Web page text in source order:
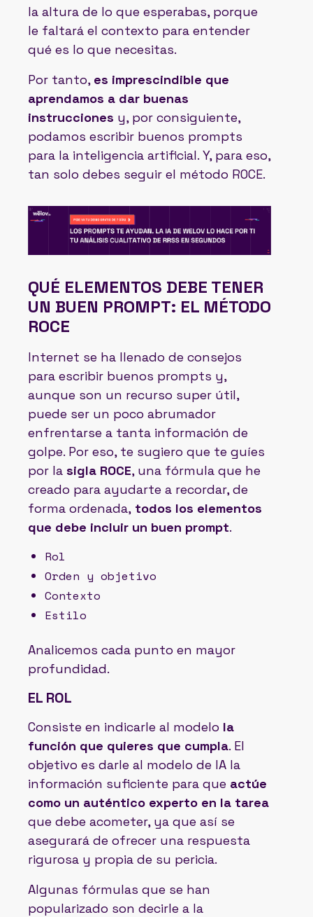
la altura de lo que esperabas, porque
le faltará el contexto para entender
qué es lo que necesitas.
Por tanto, es imprescindible que
aprendamos a dar buenas
instrucciones y, por consiguiente,
podamos escribir buenos prompts
para la inteligencia artificial. Y, para eso,
tan solo debes seguir el método ROCE.
QUÉ ELEMENTOS DEBE TENER
UN BUEN PROMPT: EL MÉTODO
ROCE
Internet se ha llenado de consejos
para escribir buenos prompts y,
aunque son un recurso super útil,
puede ser un poco abrumador
enfrentarse a tanta información de
golpe. Por eso, te sugiero que te guíes
por la sigla ROCE, una fórmula que he
creado para ayudarte a recordar, de
forma ordenada, todos los elementos
que debe incluir un buen prompt.
Rol
Orden y objetivo
Contexto
Estilo
Analicemos cada punto en mayor
profundidad.
EL ROL
Consiste en indicarle al modelo la
función que quieres que cumpla. El
objetivo es darle al modelo de IA la
información suficiente para que actúe
como un auténtico experto en la tarea
que debe acometer, ya que así se
asegurará de ofrecer una respuesta
rigurosa y propia de su pericia.
Algunas fórmulas que se han
popularizado son decirle a la